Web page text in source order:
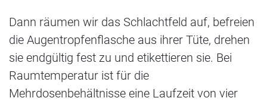
Dann räumen wir das Schlachtfeld auf, befreien
die Augentropfenflasche aus ihrer Tüte, drehen
sie endgültig fest zu und etikettieren sie. Bei
Raumtemperatur ist für die
Mehrdosenbehältnisse eine Laufzeit von vier